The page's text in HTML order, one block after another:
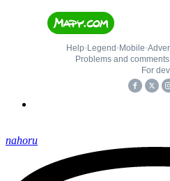
nahoru